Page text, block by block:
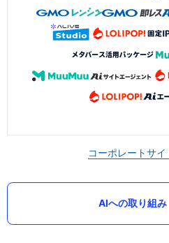
コーポレートサイ
AIへの取り組み